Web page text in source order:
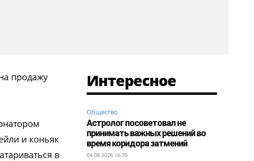
продажу
и коньяк
в
Интересное
Общество
Астролог посоветовал не
принимать важных решений во
время коридора затмений
04.08.2026 16:39